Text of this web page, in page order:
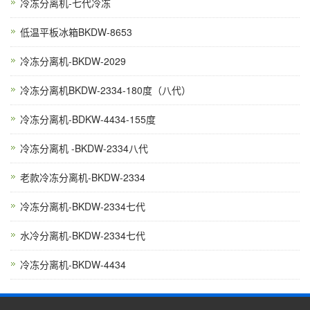
冷冻分离机-七代冷冻
低温平板冰箱BKDW-8653
冷冻分离机-BKDW-2029
冷冻分离机BKDW-2334-180度（八代）
冷冻分离机-BDKW-4434-155度
冷冻分离机 -BKDW-2334八代
老款冷冻分离机-BKDW-2334
冷冻分离机-BKDW-2334七代
水冷分离机-BKDW-2334七代
冷冻分离机-BKDW-4434